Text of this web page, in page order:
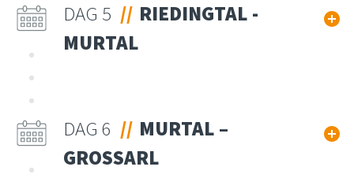
DAG 5
RIEDINGTAL -
MURTAL
DAG 6
MURTAL –
GROSSARL